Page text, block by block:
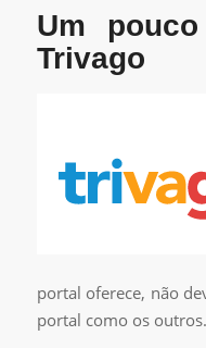
Um
Trivago
portal oferece, não
portal como os outros.